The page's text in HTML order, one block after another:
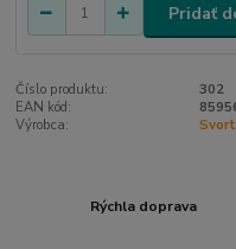
Pridať
Číslo produktu:
302
EAN kód:
Výrobca:
Rýchla doprava